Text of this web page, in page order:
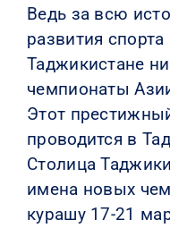
Ведь за всю
развития
Таджикистане
чемпионаты
Этот
проводится в
Столица
имена новых
курашу 17-21